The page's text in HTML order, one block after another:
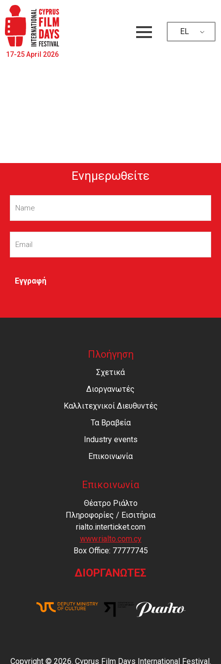
17-25 April 2026
EL
Ενημερωθείτε
Name
Email
Πλοήγηση
Σχετικά
Διοργανωτές
Καλλιτεχνικοί Διευθυντές
Τα Βραβεία
Industry events
Επικοινωνία
Επικοινωνία
Θέατρο Ριάλτο
Πληροφορίες / Εισιτήρια
rialto.interticket.com
www.rialto.com.cy
Βοx Office: 77777745
ΔΙΟΡΓΑΝΩΤΕΣ
Copyright © 2026. Cyprus Film Days International Festival.